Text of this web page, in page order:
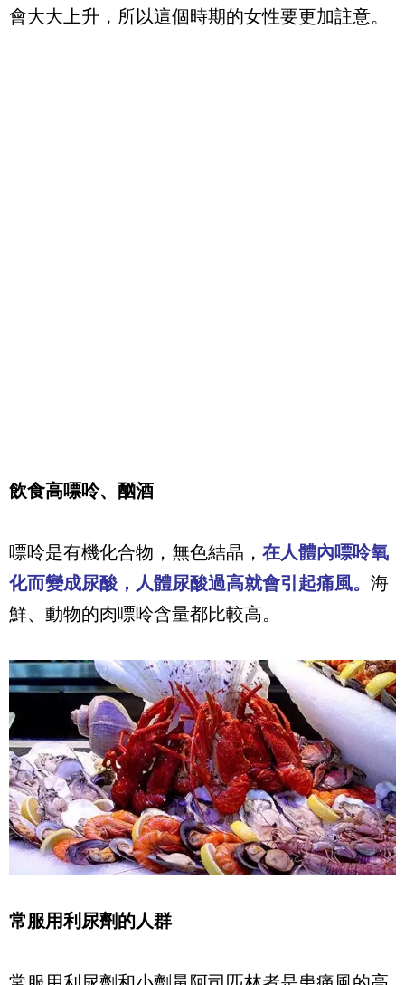
會大大上升，所以這個時期的女性要更加註意。
飲食高嘌呤、酗酒
嘌呤是有機化合物，無色結晶， 在人體內嘌呤氧
化而變成尿酸，人體尿酸過高就會引起痛風。 海
鮮、動物的肉嘌呤含量都比較高。
常服用利尿劑的人群